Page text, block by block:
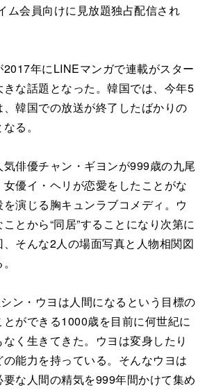
ム会員向けに見放題独占配信され
年にLINEマンガで連載がスター
きな話題となった。韓国では、今年5
韓国での放送が終了したばかりの
る。
俳優チャン・ギヨンが999歳の九尾
優イ・ヘリが恋愛をしたことがな
演じる胸キュンラブコメディ。ウ
とから“同居”することになり次第に
そんな2人の場面写真と人物相関図
ン・ウヨは人間になるという目標の
ができる1000歳を目前に何世紀に
く生きてきた。ウヨは変身したり
能力を持っている。そんなウヨは
な人間の精気を999年間かけて集め